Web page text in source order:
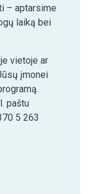
– aptarsime
laiką bei
vietoje ar
įmonei
paštu
5 263